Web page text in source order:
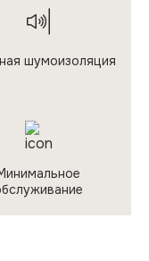
шумоизоляция